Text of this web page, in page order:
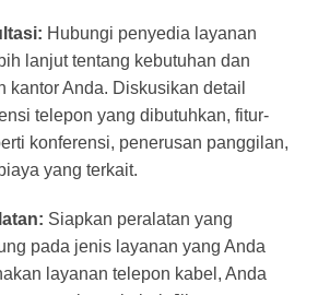
Hubungi penyedia layanan
lanjut tentang kebutuhan dan
kantor Anda. Diskusikan detail
telepon yang dibutuhkan, fitur-
konferensi, penerusan panggilan,
yang terkait.
Siapkan peralatan yang
pada jenis layanan yang Anda
layanan telepon kabel, Anda